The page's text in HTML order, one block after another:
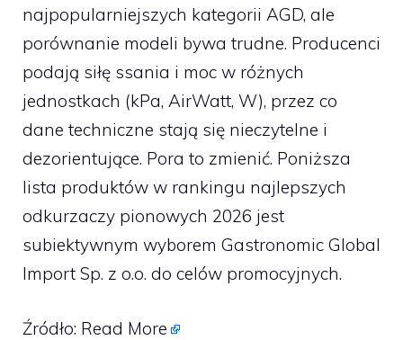
najpopularniejszych kategorii AGD, ale
porównanie modeli bywa trudne. Producenci
podają siłę ssania i moc w różnych
jednostkach (kPa, AirWatt, W), przez co
dane techniczne stają się nieczytelne i
dezorientujące. Pora to zmienić. Poniższa
lista produktów w rankingu najlepszych
odkurzaczy pionowych 2026 jest
subiektywnym wyborem Gastronomic Global
Import Sp. z o.o. do celów promocyjnych.
Źródło: Read More